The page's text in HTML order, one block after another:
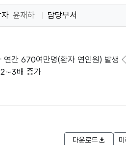
윤재하 담당부서
연간 670여만명(환자 연인원) 발생
2∼3배 증가
다운로드